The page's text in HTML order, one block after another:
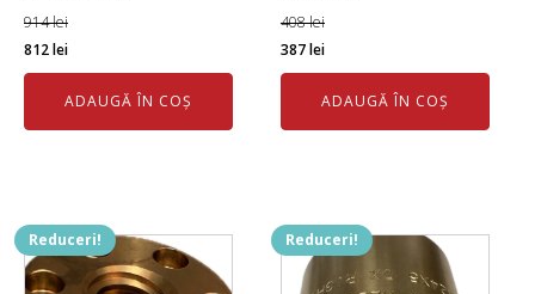
914lei
Prețul
inițial
fost:
812leiPrețul
curent
este:
812 lei.
ADAUGĂ ÎN COȘ
408lei
Prețul
inițial
fost:
387leiPrețul
curent
este:
387 lei.
ADAUGĂ ÎN COȘ
Reduceri! Reduceri!